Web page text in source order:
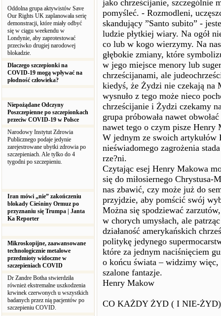
Oddolna grupa aktywistów Save
Our Rights UK zaplanowała serię
demonstracji, które miały odbyć
się w ciągu weekendu w
Londynie, aby zaprotestować
przeciwko drugiej narodowej
blokadzie.
Dlaczego szczepionki na
COVID-19 mogą wpływać na
płodność człowieka?
Niepożądane Odczyny
Poszczepienne po szczepionkach
przeciw COVID-19 w Polsce
Narodowy Instytut Zdrowia
Publicznego podaje jedynie
zarejestrowane ubytki zdrowia po
szczepieniach. Ale tylko do 4
tygodni po szczepieniu.
Iran mówi „nie” zakończeniu
blokady Cieśniny Ormuz po
przyznaniu się Trumpa | Janta
Ka Reporter
Mikroskopijne, zaawansowane
technologicznie metalowe
przedmioty widoczne w
szczepieniach COVID
Dr Zandre Botha stwierdziła
również ekstremalne uszkodzenia
krwinek czerwonych u wszystkich
badanych przez nią pacjentów po
szczepieniu COVID.
jako chrześcijanie, szczególnie
pomyśleć. - Rozmodleni,
skandujący ”Santo subito” -
ludzie płytkiej wiary. Na ogół
co lub w kogo wierzymy. Na
głębokie zmiany, które
w jego miejsce menory lub
chrześcijanami, ale
kiedyś, że Żydzi nie czekają na
wysnuło z tego może nieco
chrześcijanie i Żydzi czekamy
grupa próbowała nawet
nawet tego o czym pisze Henry
W jednym ze swoich artykułów
nieświadomego zagrożenia
rze?ni.
Czytając esej Henry Makowa
się do miłosiernego Chrystusa-
nas zbawić, czy może już do
przyjdzie, aby pomścić swój
Można się spodziewać
w chorych umysłach, ale
działaność amerykańskich
politykę jedynego
które za jednym naciśnięciem
o końcu świata – widzimy więc,
szalone fantazje.
Henry Makow
CO KAŻDY ŻYD ( I NIE-